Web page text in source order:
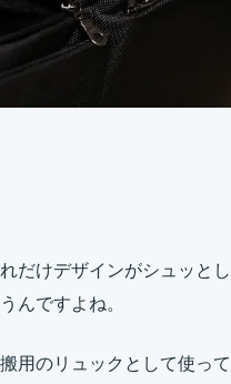
だけデザインがシュッとし
んですよね。
用のリュックとして使って